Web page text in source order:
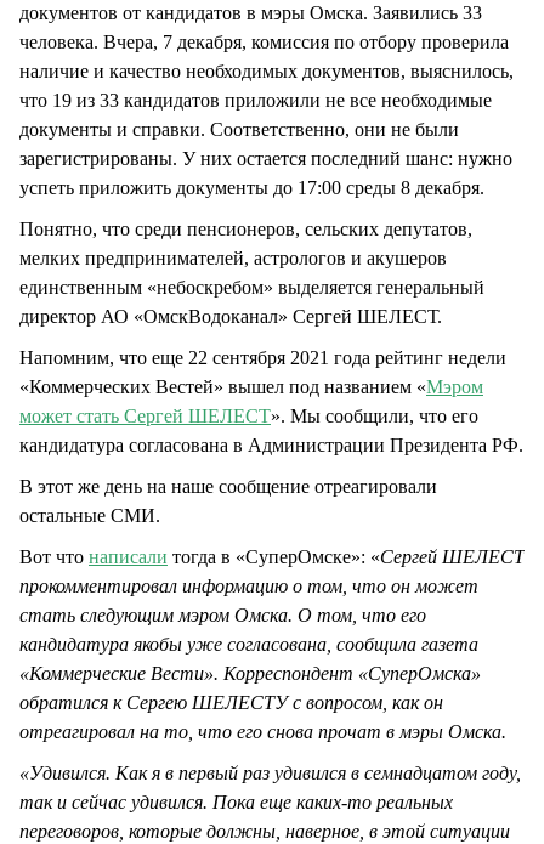
документов от кандидатов в мэры Омска. Заявились 33
человека. Вчера, 7 декабря, комиссия по отбору проверила
наличие и качество необходимых документов, выяснилось,
что 19 из 33 кандидатов приложили не все необходимые
документы и справки. Соответственно, они не были
зарегистрированы. У них остается последний шанс: нужно
успеть приложить документы до 17:00 среды 8 декабря.
Понятно, что среди пенсионеров, сельских депутатов,
мелких предпринимателей, астрологов и акушеров
единственным «небоскребом» выделяется генеральный
директор АО «ОмскВодоканал» Сергей ШЕЛЕСТ.
Напомним, что еще 22 сентября 2021 года рейтинг недели
«Коммерческих Вестей» вышел под названием «Мэром
может стать Сергей ШЕЛЕСТ». Мы сообщили, что его
кандидатура согласована в Администрации Президента РФ.
В этот же день на наше сообщение отреагировали
остальные СМИ.
Вот что написали тогда в «СуперОмске»: «Сергей ШЕЛЕСТ
прокомментировал информацию о том, что он может
стать следующим мэром Омска. О том, что его
кандидатура якобы уже согласована, сообщила газета
«Коммерческие Вести». Корреспондент «СуперОмска»
обратился к Сергею ШЕЛЕСТУ с вопросом, как он
отреагировал на то, что его снова прочат в мэры Омска.
«Удивился. Как я в первый раз удивился в семнадцатом году,
так и сейчас удивился. Пока еще каких-то реальных
переговоров, которые должны, наверное, в этой ситуации